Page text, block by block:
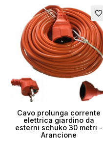
favorite_border
Cavo prolunga corrente
elettrica giardino da
esterni schuko 30 metri -
Arancione